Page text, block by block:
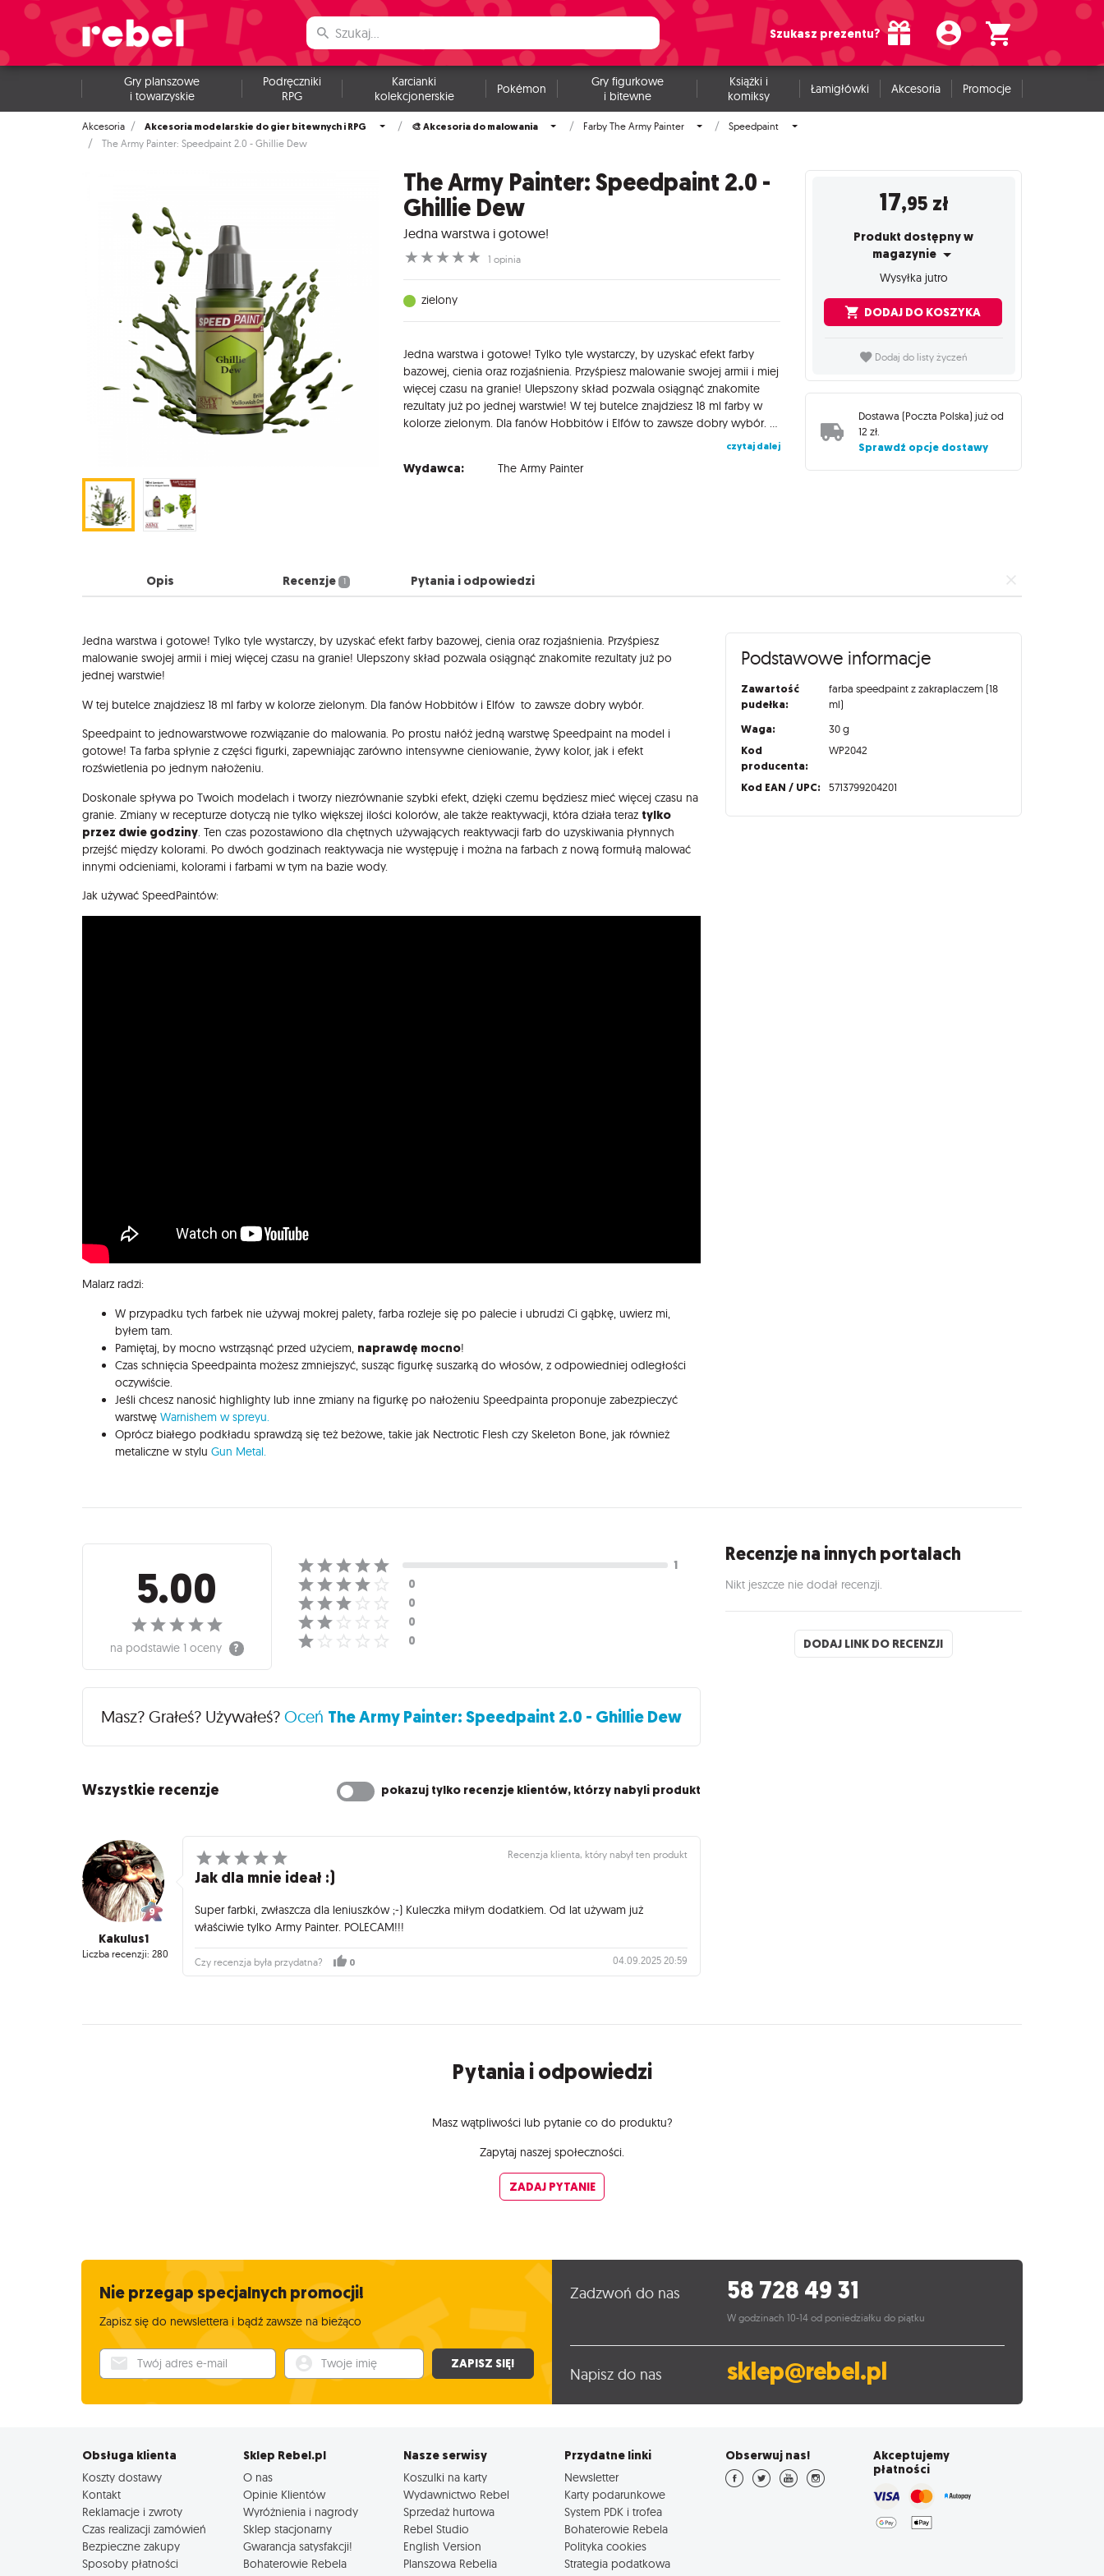
Szukasz prezentu?
Gry planszowe
i towarzyskie
Podręczniki
RPG
Karcianki
kolekcjonerskie
Pokémon
Gry figurkowe
i bitewne
Książki i
komiksy
Łamigłówki Akcesoria Promocje
Akcesoria Akcesoria modelarskie do gier bitewnych i RPG 🎨 Akcesoria do malowania Farby The Army Painter
Speedpaint
The Army Painter: Speedpaint 2.0 - Ghillie Dew
The Army Painter: Speedpaint 2.0 -
Ghillie Dew
Jedna warstwa i gotowe!
☆
☆
☆
☆
☆ 1 opinia
zielony
Jedna warstwa i gotowe! Tylko tyle wystarczy, by uzyskać efekt farby
bazowej, cienia oraz rozjaśnienia. Przyśpiesz malowanie swojej armii i miej
więcej czasu na granie! Ulepszony skład pozwala osiągnąć znakomite
rezultaty już po jednej warstwie! W tej butelce znajdziesz 18 ml farby w
czytaj dalej
Wydawca: The Army Painter
17,95 zł
Produkt dostępny w
magazynie
Wysyłka jutro
DODAJ DO KOSZYKA
Dodaj do listy życzeń
Dostawa (Poczta Polska) już od
12 zł.
Sprawdź opcje dostawy
Opis Recenzje 1 Pytania i odpowiedzi
Opis
Jedna warstwa i gotowe! Tylko tyle wystarczy, by uzyskać efekt farby bazowej, cienia oraz rozjaśnienia. Przyśpiesz
malowanie swojej armii i miej więcej czasu na granie! Ulepszony skład pozwala osiągnąć znakomite rezultaty już po
jednej warstwie!
W tej butelce znajdziesz 18 ml farby w kolorze zielonym. Dla fanów Hobbitów i Elfów to zawsze dobry wybór.
Speedpaint to jednowarstwowe rozwiązanie do malowania. Po prostu nałóż jedną warstwę Speedpaint na model i
gotowe! Ta farba spłynie z części figurki, zapewniając zarówno intensywne cieniowanie, żywy kolor, jak i efekt
rozświetlenia po jednym nałożeniu.
Doskonale spływa po Twoich modelach i tworzy niezrównanie szybki efekt, dzięki czemu będziesz mieć więcej czasu na
granie. Zmiany w recepturze dotyczą nie tylko większej ilości kolorów, ale także reaktywacji, która działa teraz tylko
przez dwie godziny. Ten czas pozostawiono dla chętnych używających reaktywacji farb do uzyskiwania płynnych
przejść między kolorami. Po dwóch godzinach reaktywacja nie występuję i można na farbach z nową formułą malować
innymi odcieniami, kolorami i farbami w tym na bazie wody.
Jak używać SpeedPaintów:
Malarz radzi:
W przypadku tych farbek nie używaj mokrej palety, farba rozleje się po palecie i ubrudzi Ci gąbkę, uwierz mi,
byłem tam.
Pamiętaj, by mocno wstrząsnąć przed użyciem, naprawdę mocno!
Czas schnięcia Speedpainta możesz zmniejszyć, susząc figurkę suszarką do włosów, z odpowiedniej odległości
oczywiście.
Jeśli chcesz nanosić highlighty lub inne zmiany na figurkę po nałożeniu Speedpainta proponuje zabezpieczyć
warstwę Warnishem w spreyu.
Oprócz białego podkładu sprawdzą się też beżowe, takie jak Nectrotic Flesh czy Skeleton Bone, jak również
metaliczne w stylu Gun Metal.
Podstawowe informacje
Zawartość
pudełka:
farba speedpaint z zakraplaczem (18
ml)
Waga: 30 g
Kod
producenta:
WP2042
Kod EAN / UPC: 5713799204201
Recenzje
5.00
na podstawie 1 oceny
Masz? Grałeś? Używałeś? Oceń The Army Painter: Speedpaint 2.0 - Ghillie Dew
Wszystkie recenzje pokazuj tylko recenzje klientów, którzy nabyli produkt
Kakulus1
Liczba recenzji: 280
Recenzja klienta, który nabył ten produkt
Jak dla mnie ideał :)
Super farbki, zwłaszcza dla leniuszków ;-) Kuleczka miłym dodatkiem. Od lat używam już
właściwie tylko Army Painter. POLECAM!!!
Czy recenzja była przydatna? 0 04.09.2025 20:59
Recenzje na innych portalach
Nikt jeszcze nie dodał recenzji.
DODAJ LINK DO RECENZJI
Pytania i odpowiedzi
Masz wątpliwości lub pytanie co do produktu?
Zapytaj naszej społeczności.
ZADAJ PYTANIE
Nie przegap specjalnych promocji!
Zapisz się do newslettera i bądź zawsze na bieżąco
Twój adres e-mail Twoje imię ZAPISZ SIĘ!
Zadzwoń do nas 58 728 49 31
W godzinach 10-14 od poniedziałku do piątku
Napisz do nas sklep@rebel.pl
Obsługa klienta
Koszty dostawy
Kontakt
Reklamacje i zwroty
Czas realizacji zamówień
Bezpieczne zakupy
Sposoby płatności
Sklep Rebel.pl
O nas
Opinie Klientów
Wyróżnienia i nagrody
Sklep stacjonarny
Gwarancja satysfakcji!
Bohaterowie Rebela
Nasze serwisy
Koszulki na karty
Wydawnictwo Rebel
Sprzedaż hurtowa
Rebel Studio
English Version
Planszowa Rebelia
Przydatne linki
Newsletter
Karty podarunkowe
System PDK i trofea
Bohaterowie Rebela
Polityka cookies
Strategia podatkowa
Obserwuj nas!
Akceptujemy
płatności